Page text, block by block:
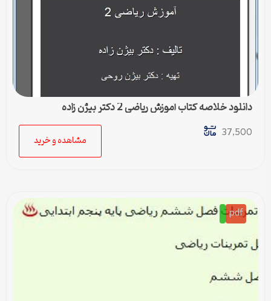
دانلود خلاصه کتاب آموزش ریاضی 2 دکتر بیژن زاده
37,500
مشاهده و خرید
pdf